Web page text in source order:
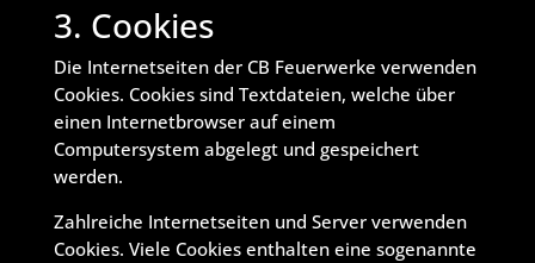
3. Cookies
Die Internetseiten der CB Feuerwerke verwenden
Cookies. Cookies sind Textdateien, welche über
einen Internetbrowser auf einem
Computersystem abgelegt und gespeichert
werden.
Zahlreiche Internetseiten und Server verwenden
Cookies. Viele Cookies enthalten eine sogenannte